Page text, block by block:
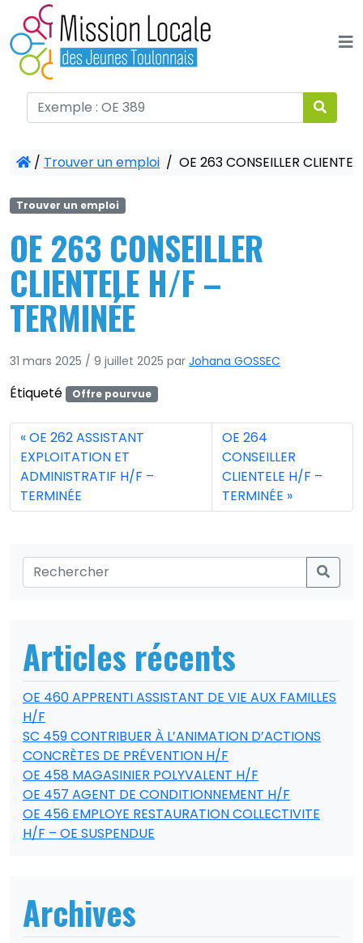
/ Trouver un emploi / OE 263 CONSEILLER
Trouver un emploi
OE 263 CONSEILLER
CLIENTELE H/F –
TERMINÉE
31 mars 2025 / 9 juillet 2025 par Johana GOSSEC
Étiqueté Offre pourvue
OE 262 ASSISTANT
EXPLOITATION ET
ADMINISTRATIF H/F –
TERMINÉE
OE 264
CONSEILLER
CLIENTELE H/F –
TERMINÉE
Articles récents
OE 460 APPRENTI ASSISTANT DE VIE AUX FAMILLES
H/F
SC 459 CONTRIBUER À L’ANIMATION D’ACTIONS
CONCRÈTES DE PRÉVENTION H/F
OE 458 MAGASINIER POLYVALENT H/F
OE 457 AGENT DE CONDITIONNEMENT H/F
OE 456 EMPLOYE RESTAURATION COLLECTIVITE
H/F – OE SUSPENDUE
Archives
Panneau de gestion des cookies